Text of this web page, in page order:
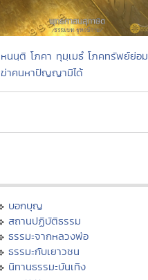
หนนฺติ โภคา ทุมฺเมธํ โภคทรัพย์ย่อม
ฆ่าคนหาปัญญามิได้
บอกบุญ
สถานปฏิบัติธรรม
ธรรมะจากหลวงพ่อ
ธรรมะกับเยาวชน
นิทานธรรมะบันเทิง